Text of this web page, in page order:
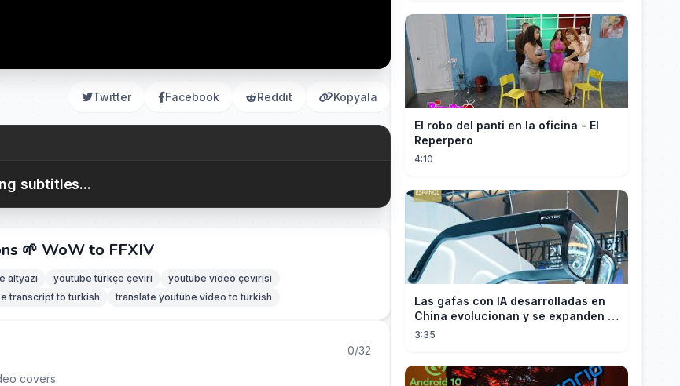
Twitter Facebook Reddit Kopyala
subtitles...
🌱 WoW to FFXIV
altyazı youtube türkçe çeviri
youtube video çevirisi
transcript to turkish translate youtube video to turkish
0/32
covers.
El robo del panti en la oficina - El
Reperpero
4:10
Las gafas con IA desarrolladas en
China evolucionan y se expanden a
los mercados internacionales
3:35